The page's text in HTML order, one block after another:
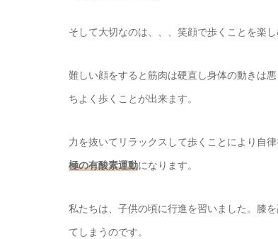
そして大切なのは、、、笑顔で歩くことを楽し
難しい顔をすると筋肉は硬直し身体の動きは
ちよく歩くことが出来ます。
力を抜いてリラックスして歩くことにより自
極の有酸素運動になります。
私たちは、子供の頃に行進を習いました。膝
てしまうのです。